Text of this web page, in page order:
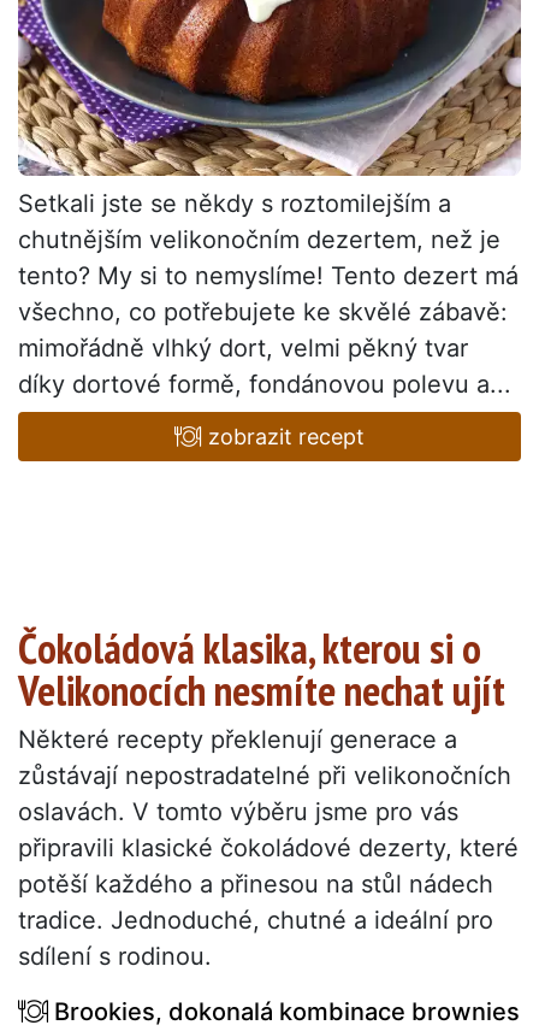
Setkali jste se někdy s roztomilejším a
chutnějším velikonočním dezertem, než je
tento? My si to nemyslíme! Tento dezert má
všechno, co potřebujete ke skvělé zábavě:
mimořádně vlhký dort, velmi pěkný tvar
díky dortové formě, fondánovou polevu a...
zobrazit recept
Čokoládová klasika, kterou si o
Velikonocích nesmíte nechat ujít
Některé recepty překlenují generace a
zůstávají nepostradatelné při velikonočních
oslavách. V tomto výběru jsme pro vás
připravili klasické čokoládové dezerty, které
potěší každého a přinesou na stůl nádech
tradice. Jednoduché, chutné a ideální pro
sdílení s rodinou.
Brookies, dokonalá kombinace brownies